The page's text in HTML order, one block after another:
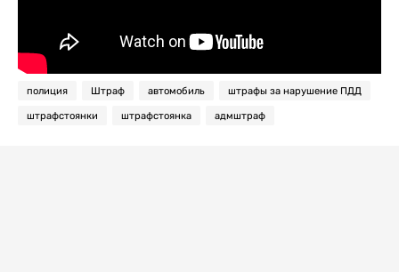
полиция Штраф автомобиль штрафы за нарушение ПДД
штрафстоянки штрафстоянка адмштраф